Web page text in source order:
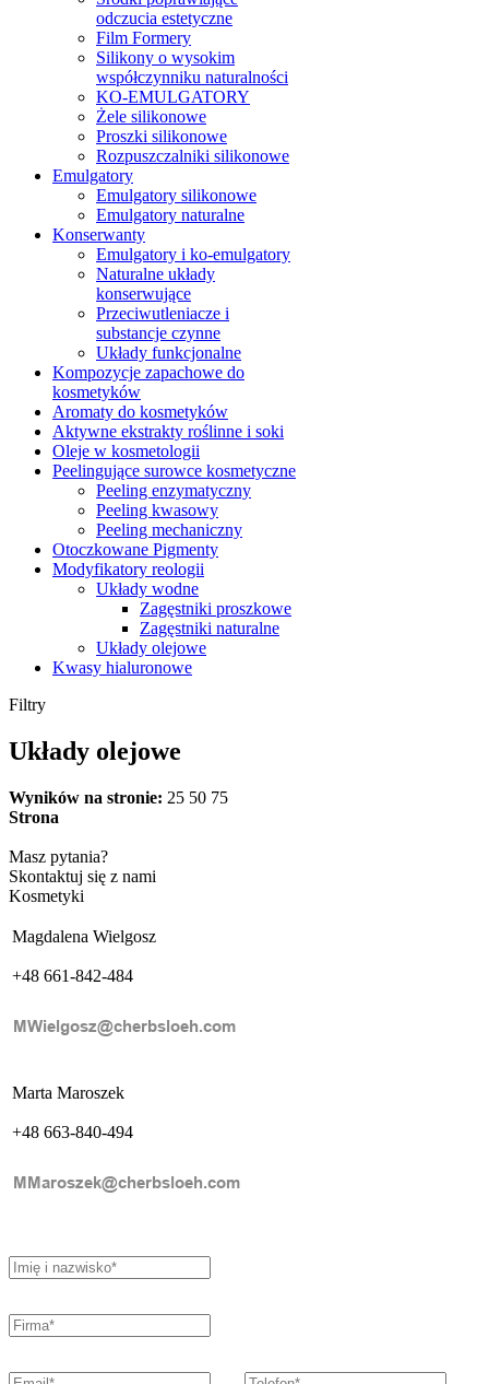
odczucia estetyczne
Film Formery
Silikony o wysokim
współczynniku naturalności
KO-EMULGATORY
Żele silikonowe
Proszki silikonowe
Rozpuszczalniki silikonowe
Emulgatory
Emulgatory silikonowe
Emulgatory naturalne
Konserwanty
Emulgatory i ko-emulgatory
Naturalne układy
konserwujące
Przeciwutleniacze i
substancje czynne
Układy funkcjonalne
Kompozycje zapachowe do
kosmetyków
Aromaty do kosmetyków
Aktywne ekstrakty roślinne i soki
Oleje w kosmetologii
Peelingujące surowce kosmetyczne
Peeling enzymatyczny
Peeling kwasowy
Peeling mechaniczny
Otoczkowane Pigmenty
Modyfikatory reologii
Układy wodne
Zagęstniki proszkowe
Zagęstniki naturalne
Układy olejowe
Kwasy hialuronowe
Filtry
Układy olejowe
Wyników na stronie: 25 50 75
Strona
Masz pytania?
Skontaktuj się z nami
Kosmetyki
Magdalena Wielgosz
+48 661-842-484
Marta Maroszek
+48 663-840-494